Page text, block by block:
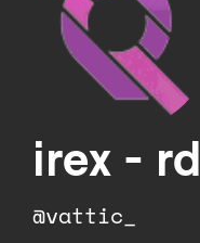
irex - rd
@vattic_